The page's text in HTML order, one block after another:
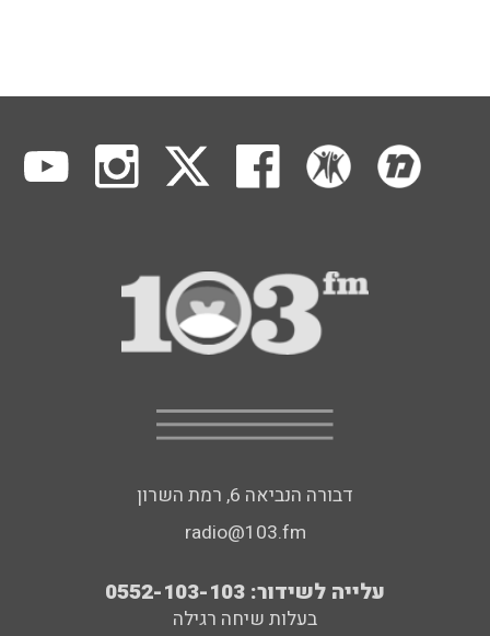
דבורה הנביאה 6, רמת השרון
radio@103.fm
עלייה לשידור: 0552-103-103
בעלות שיחה רגילה